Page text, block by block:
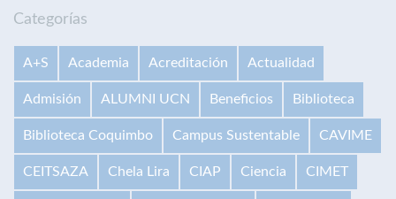
Categorías
A+S Academia Acreditación Actualidad
Admisión ALUMNI UCN Beneficios Biblioteca
Biblioteca Coquimbo Campus Sustentable CAVIME
CEITSAZA Chela Lira CIAP Ciencia CIMET